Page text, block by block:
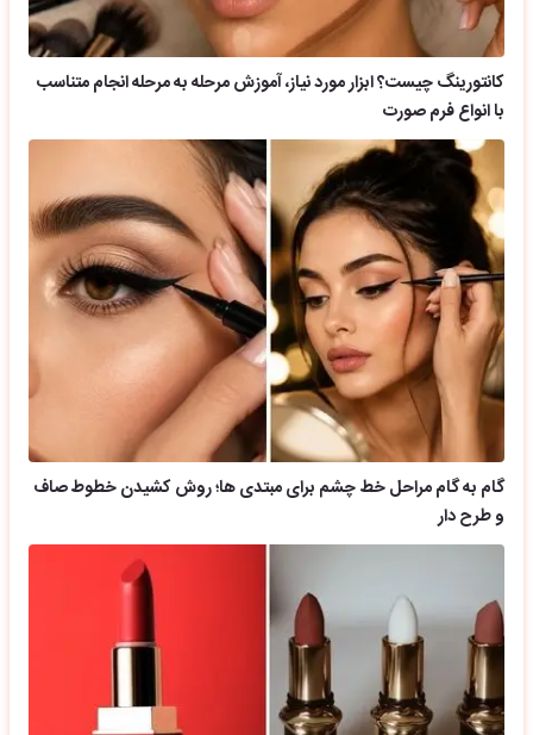
کانتورینگ چیست؟ ابزار مورد نیاز، آموزش مرحله به مرحله انجام متناسب
با انواع فرم صورت
گام به گام مراحل خط چشم برای مبتدی ها؛ روش کشیدن خطوط صاف
و طرح دار